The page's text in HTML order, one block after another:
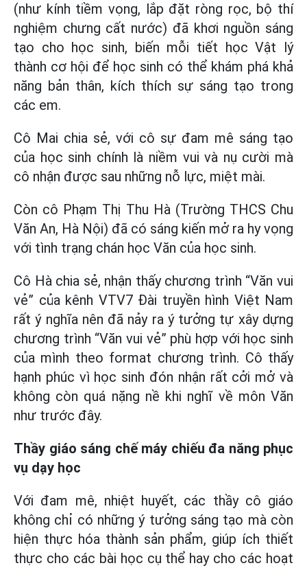
(như kính tiềm vọng, lắp đặt ròng rọc, bộ thí
nghiệm chưng cất nước) đã khơi nguồn sáng
tạo cho học sinh, biến mỗi tiết học Vật lý
thành cơ hội để học sinh có thể khám phá khả
năng bản thân, kích thích sự sáng tạo trong
các em.
Cô Mai chia sẻ, với cô sự đam mê sáng tạo
của học sinh chính là niềm vui và nụ cười mà
cô nhận được sau những nỗ lực, miệt mài.
Còn cô Phạm Thị Thu Hà (Trường THCS Chu
Văn An, Hà Nội) đã có sáng kiến mở ra hy vọng
với tình trạng chán học Văn của học sinh.
Cô Hà chia sẻ, nhận thấy chương trình “Văn vui
vẻ” của kênh VTV7 Đài truyền hình Việt Nam
rất ý nghĩa nên đã nảy ra ý tưởng tự xây dựng
chương trình “Văn vui vẻ” phù hợp với học sinh
của mình theo format chương trình. Cô thấy
hạnh phúc vì học sinh đón nhận rất cởi mở và
không còn quá nặng nề khi nghĩ về môn Văn
như trước đây.
Thầy giáo sáng chế máy chiếu đa năng phục
vụ dạy học
Với đam mê, nhiệt huyết, các thầy cô giáo
không chỉ có những ý tưởng sáng tạo mà còn
hiện thực hóa thành sản phẩm, giúp ích thiết
thực cho các bài học cụ thể hay cho các hoạt